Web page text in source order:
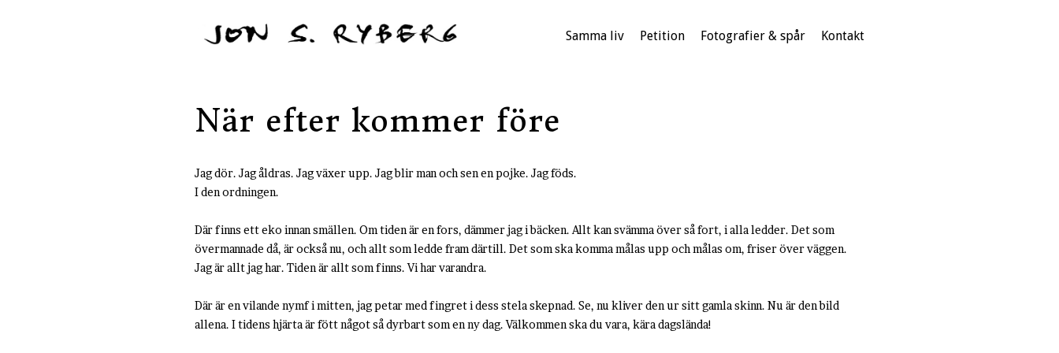
Samma liv Petition Fotografier & spår Kontakt
När efter kommer före
Jag dör. Jag åldras. Jag växer upp. Jag blir man och sen en pojke. Jag föds.
I den ordningen.
Där finns ett eko innan smällen. Om tiden är en fors, dämmer jag i bäcken. Allt kan svämma över så fort, i alla ledder. Det som
övermannade då, är också nu, och allt som ledde fram därtill. Det som ska komma målas upp och målas om, friser över väggen.
Jag är allt jag har. Tiden är allt som finns. Vi har varandra.
Där är en vilande nymf i mitten, jag petar med fingret i dess stela skepnad. Se, nu kliver den ur sitt gamla skinn. Nu är den bild
allena. I tidens hjärta är fött något så dyrbart som en ny dag. Välkommen ska du vara, kära dagslända!